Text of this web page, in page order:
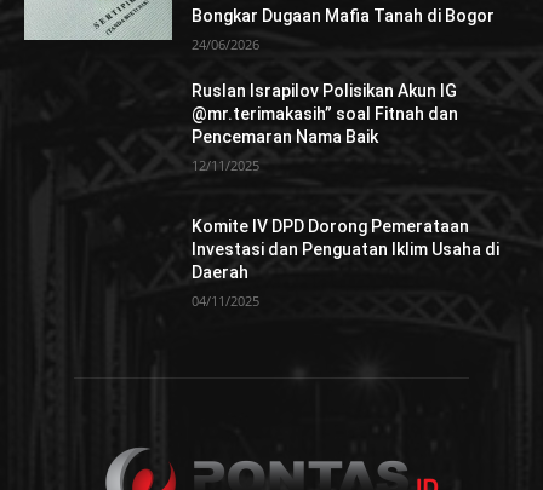
Bongkar Dugaan Mafia Tanah di Bogor
24/06/2026
Ruslan Israpilov Polisikan Akun IG
@mr.terimakasih” soal Fitnah dan
Pencemaran Nama Baik
12/11/2025
Komite IV DPD Dorong Pemerataan
Investasi dan Penguatan Iklim Usaha di
Daerah
04/11/2025